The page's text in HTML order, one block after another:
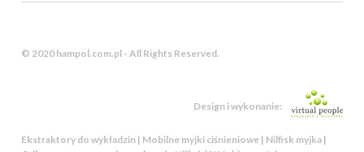
© 2020 hampol.com.pl - All Rights Reserved.
Design i wykonanie:
Ekstraktory do wykładzin | Mobilne myjki ciśnieniowe | Nilfisk myjka |